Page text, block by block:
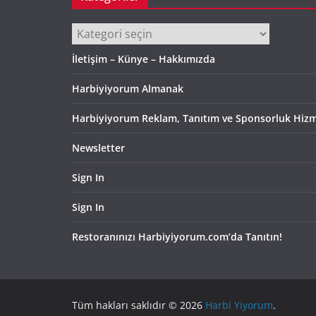
Kategoriler
İletişim – Künye – Hakkımızda
Harbiyiyorum Almanak
Harbiyiyorum Reklam, Tanıtım ve Sponsorluk
Newsletter
Sign In
Sign In
Restoranınızı Harbiyiyorum.com’da Tanıtın!
Tüm hakları saklıdır © 2026 Harbi Yiyorum.